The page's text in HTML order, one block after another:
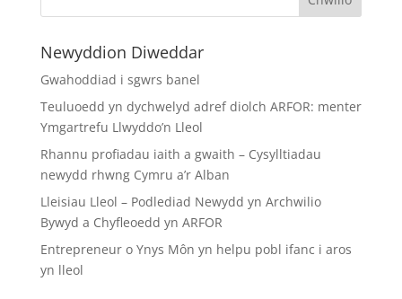
Newyddion Diweddar
Gwahoddiad i sgwrs banel
Teuluoedd yn dychwelyd adref diolch ARFOR: menter
Ymgartrefu Llwyddo’n Lleol
Rhannu profiadau iaith a gwaith – Cysylltiadau
newydd rhwng Cymru a’r Alban
Lleisiau Lleol – Podlediad Newydd yn Archwilio
Bywyd a Chyfleoedd yn ARFOR
Entrepreneur o Ynys Môn yn helpu pobl ifanc i aros
yn lleol